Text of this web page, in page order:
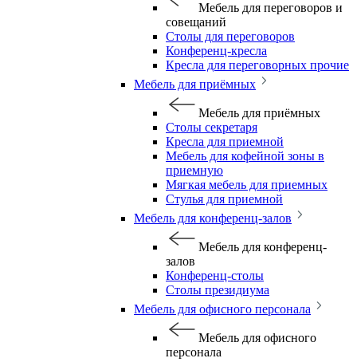
Мебель для переговоров и
совещаний
Столы для переговоров
Конференц-кресла
Кресла для переговорных прочие
Мебель для приёмных
Мебель для приёмных
Столы секретаря
Кресла для приемной
Мебель для кофейной зоны в
приемную
Мягкая мебель для приемных
Стулья для приемной
Мебель для конференц-залов
Мебель для конференц-
залов
Конференц-столы
Столы президиума
Мебель для офисного персонала
Мебель для офисного
персонала